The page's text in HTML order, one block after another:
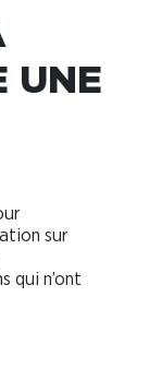
UNE
sur
qui n’ont